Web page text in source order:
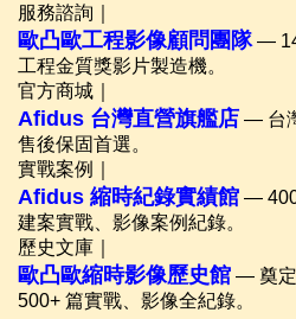
服務諮詢｜
歐凸歐工程影像顧問團隊— 14
工程金質獎影片製造機。
官方商城｜
Afidus 台灣直營旗艦店 — 台
售後保固首選。
實戰案例｜
Afidus 縮時紀錄實績館 —
建案實戰、影像案例紀錄。
歷史文庫｜
歐凸歐縮時影像歷史館 — 奠定
500+ 篇實戰、影像全紀錄。